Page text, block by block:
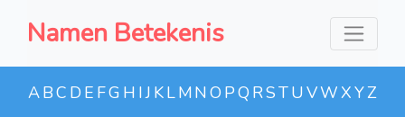
Namen Betekenis
ABC D E FG H IJ KLMNO PQ RSTUVWXYZ